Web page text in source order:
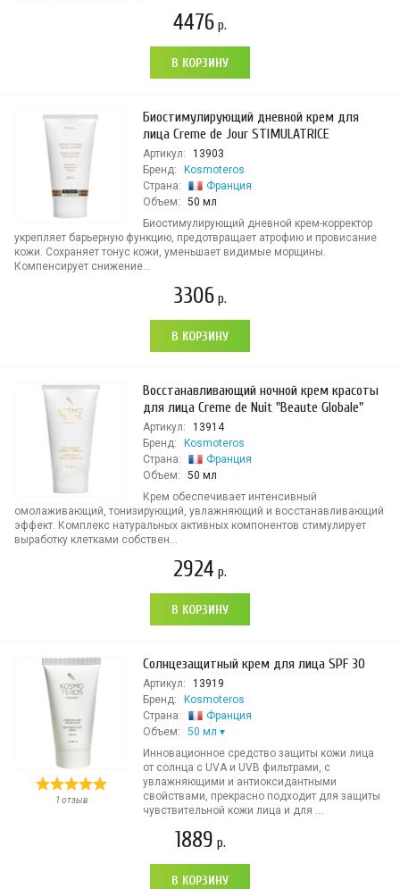
4476 р.
В КОРЗИНУ
Биостимулирующий дневной крем для
лица Creme de Jour STIMULATRICE
Артикул:
13903
Бренд:
Kosmoteros
Страна:
Франция
Объем:
50 мл
Биостимулирующий дневной крем-корректор
укрепляет барьерную функцию, предотвращает атрофию и провисание
кожи. Сохраняет тонус кожи, уменьшает видимые морщины.
Компенсирует снижение...
3306 р.
В КОРЗИНУ
Восстанавливающий ночной крем красоты
для лица Creme de Nuit "Beaute Globale"
Артикул:
13914
Бренд:
Kosmoteros
Страна:
Франция
Объем:
50 мл
Крем обеспечивает интенсивный
омолаживающий, тонизирующий, увлажняющий и восстанавливающий
эффект. Комплекс натуральных активных компонентов стимулирует
выработку клетками собствен...
2924 р.
В КОРЗИНУ
1 отзыв
Солнцезащитный крем для лица SPF 30
Артикул:
13919
Бренд:
Kosmoteros
Страна:
Франция
Объем:
50 мл
Инновационное средство защиты кожи лица
от солнца с UVA и UVB фильтрами, с
увлажняющими и антиоксидантными
свойствами, прекрасно подходит для защиты
чувствительной кожи лица и для ...
1889 р.
В КОРЗИНУ